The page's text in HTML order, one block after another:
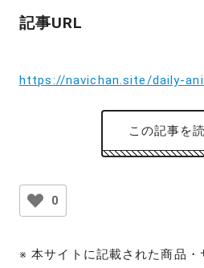
記事URL
https://navichan.site/daily-
この記事を
0
※ 本サイトに記載された商品